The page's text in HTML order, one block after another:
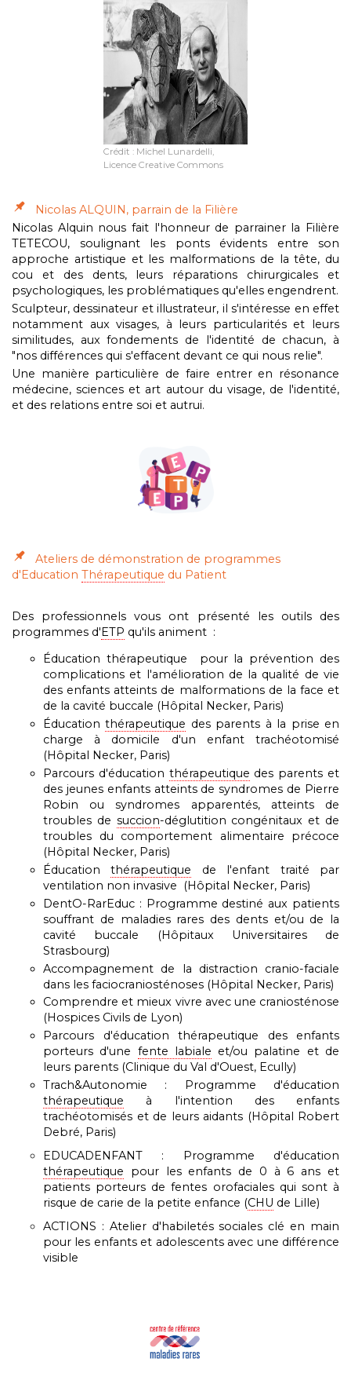
Crédit : Michel Lunardelli,
Licence Creative Commons
Nicolas ALQUIN, parrain de la Filière
Nicolas Alquin nous fait l'honneur de parrainer la Filière
TETECOU, soulignant les ponts évidents entre son
approche artistique et les malformations de la tête, du
cou et des dents, leurs réparations chirurgicales et
psychologiques, les problématiques qu'elles engendrent.
Sculpteur, dessinateur et illustrateur, il s'intéresse en effet
notamment aux visages, à leurs particularités et leurs
similitudes, aux fondements de l'identité de chacun, à
"nos différences qui s'effacent devant ce qui nous relie".
Une manière particulière de faire entrer en résonance
médecine, sciences et art autour du visage, de l'identité,
et des relations entre soi et autrui.
Ateliers de démonstration de programmes
d'Education Thérapeutique du Patient
Des professionnels vous ont présenté les outils des
programmes d'ETP qu'ils animent :
Éducation thérapeutique pour la prévention des
complications et l'amélioration de la qualité de vie
des enfants atteints de malformations de la face et
de la cavité buccale (Hôpital Necker, Paris)
Éducationthérapeutique des parents à la prise en
charge à domicile d'un enfant trachéotomisé
(Hôpital Necker, Paris)
Parcours d'éducation thérapeutique des parents et
des jeunes enfants atteints de syndromes de Pierre
Robin ou syndromes apparentés, atteints de
troubles de succion-déglutition congénitaux et de
troubles du comportement alimentaire précoce
(Hôpital Necker, Paris)
Éducationthérapeutique de l'enfant traité par
ventilation non invasive (Hôpital Necker, Paris)
DentO-RarEduc : Programme destiné aux patients
souffrant de maladies rares des dents et/ou de la
cavité buccale (Hôpitaux Universitaires de
Strasbourg)
Accompagnement de la distraction cranio-faciale
dans les faciocraniosténoses (Hôpital Necker, Paris)
Comprendre et mieux vivre avec une craniosténose
(Hospices Civils de Lyon)
Parcours d'éducation thérapeutique des enfants
porteurs d'une fente labiale et/ou palatine et de
leurs parents (Clinique du Val d'Ouest, Ecully)
Trach&Autonomie : Programme d'éducation
thérapeutique à l'intention des enfants
trachéotomisés et de leurs aidants (Hôpital Robert
Debré, Paris)
EDUCADENFANT : Programme d'éducation
thérapeutique pour les enfants de 0 à 6 ans et
patients porteurs de fentes orofaciales qui sont à
risque de carie de la petite enfance (CHU de Lille)
ACTIONS : Atelier d'habiletés sociales clé en main
pour les enfants et adolescents avec une différence
visible